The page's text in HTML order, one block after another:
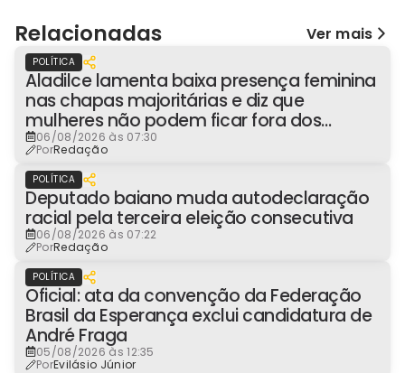
Relacionadas Ver mais
POLÍTICA
Aladilce lamenta baixa presença feminina
nas chapas majoritárias e diz que
mulheres não podem ficar fora dos
espaços de poder
06/08/2026 às 07:30
PorRedação
POLÍTICA
Deputado baiano muda autodeclaração
racial pela terceira eleição consecutiva
06/08/2026 às 07:22
PorRedação
POLÍTICA
Oficial: ata da convenção da Federação
Brasil da Esperança exclui candidatura de
André Fraga
05/08/2026 às 12:35
PorEvilásio Júnior